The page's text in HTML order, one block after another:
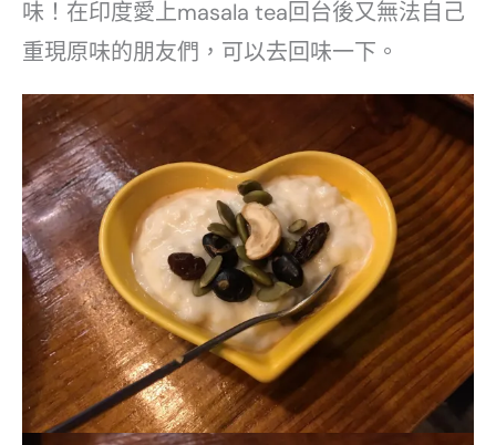
味！在印度愛上masala tea回台後又無法自己
重現原味的朋友們，可以去回味一下。